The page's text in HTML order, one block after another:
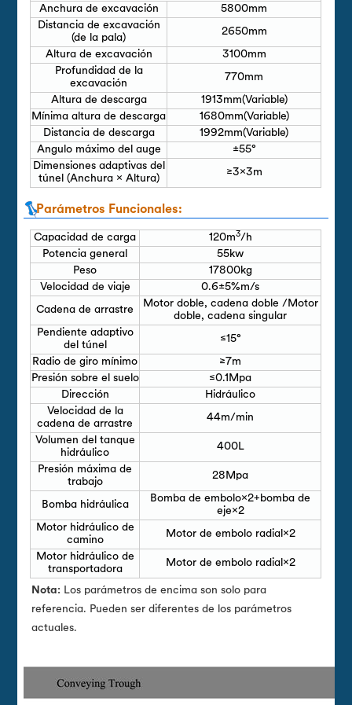
Anchura de excavación
5800mm
Distancia de excavación
(de la pala)
2650mm
Altura de excavación
3100mm
Profundidad de la
excavación
770mm
Altura de descarga
1913mm(Variable)
Mínima altura de descarga
1680mm(Variable)
Distancia de descarga
1992mm(Variable)
Angulo máximo del auge
±55°
Dimensiones adaptivas del
túnel (Anchura × Altura)
≥3×3m
Parámetros Funcionales:
Capacidad de carga 120m3/h
Potencia general
55kw
Peso
17800kg
Velocidad de viaje
0.6±5%m/s
Cadena de arrastre
Motor doble, cadena doble /Motor
doble, cadena singular
Pendiente adaptivo
del túnel
≤15°
Radio de giro mínimo
≥7m
Presión sobre el suelo
≤0.1Mpa
Dirección
Hidráulico
Velocidad de la
cadena de arrastre
44m/min
Volumen del tanque
hidráulico
400L
Presión máxima de
trabajo
28Mpa
Bomba hidráulica
Bomba de embolo×2+bomba de
eje×2
Motor hidráulico de
camino
Motor de embolo radial×2
Motor hidráulico de
transportadora
Motor de embolo radial×2
Nota: Los parámetros de encima son solo para
referencia. Pueden ser diferentes de los parámetros
actuales.